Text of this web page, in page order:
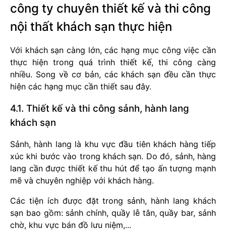
công ty chuyên thiết kế và thi công
nội thất khách sạn thực hiện
Với khách sạn càng lớn, các hạng mục công việc cần
thực hiện trong quá trình thiết kế, thi công càng
nhiều. Song về cơ bản, các khách sạn đều cần thực
hiện các hạng mục cần thiết sau đây.
4.1. Thiết kế và thi công sảnh, hành lang
khách sạn
Sảnh, hành lang là khu vực đầu tiên khách hàng tiếp
xúc khi bước vào trong khách sạn. Do đó, sảnh, hàng
lang cần được thiết kế thu hút để tạo ấn tượng mạnh
mẽ và chuyên nghiệp với khách hàng.
Các tiện ích được đặt trong sảnh, hành lang khách
sạn bao gồm: sảnh chính, quầy lễ tân, quầy bar, sảnh
chờ, khu vực bán đồ lưu niệm,...